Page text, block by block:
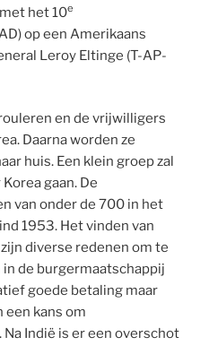
het 10e
op een Amerikaans
Leroy Eltinge (T-AP-
en de vrijwilligers
Daarna worden ze
huis. Een klein groep zal
gaan. De
van onder de 700 in het
1953. Het vinden van
diverse redenen om te
de burgermaatschappij
goede betaling maar
een kans om
Indië is er een overschot